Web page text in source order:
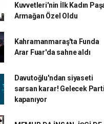
Kuvvetleri'nin İlk Kadın
Armağan Özel Oldu
Kahramanmaraş'ta Funda
Arar Fuar'da sahne aldı
Davutoğlu'ndan siyaseti
sarsan karar! Gelecek
kapanıyor